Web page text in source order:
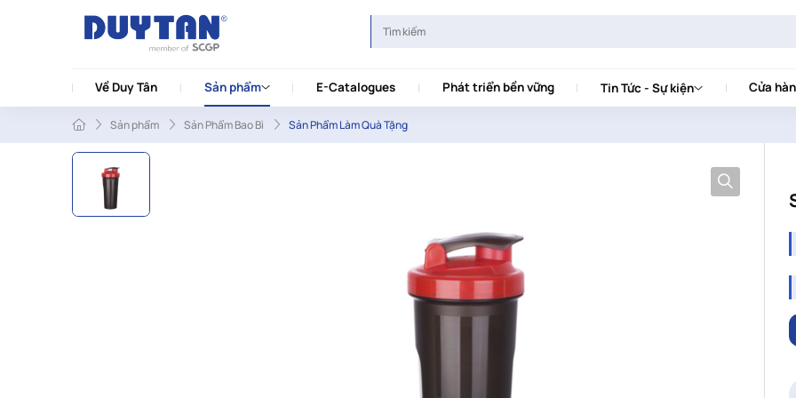
Về Duy Tân Sản phẩm E-Catalogues Phát triển bền vững Tin Tức - Sự kiện Cửa
Sản phẩm Sản Phẩm Bao Bì Sản Phẩm Làm Quà Tặng